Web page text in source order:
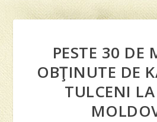
PESTE 30 DE
OBŢINUTE DE
TULCENI